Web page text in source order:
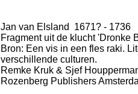
Jan van Elsland 1671? - 1736
Fragment uit de klucht 'Dronke
Bron: Een vis in een fles raki.
verschillende culturen.
Remke Kruk & Sjef
Rozenberg Publishers